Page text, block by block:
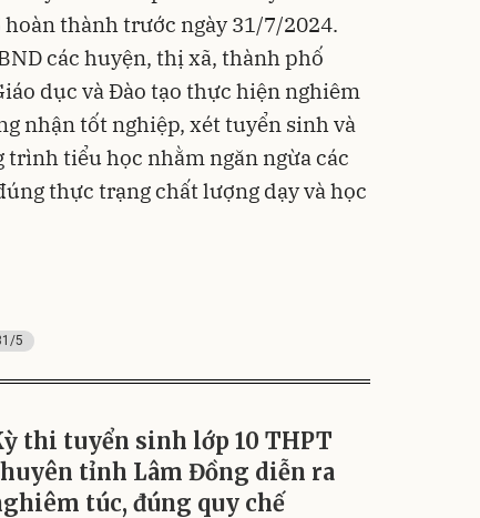
thành trước ngày 31/7/2024.
các huyện, thị xã, thành phố
dục và Đào tạo thực hiện nghiêm
nhận tốt nghiệp, xét tuyển sinh và
tiểu học nhằm ngăn ngừa các
thực trạng chất lượng dạy và học
5
thi tuyển sinh lớp 10 THPT
tỉnh Lâm Đồng diễn ra
túc, đúng quy chế